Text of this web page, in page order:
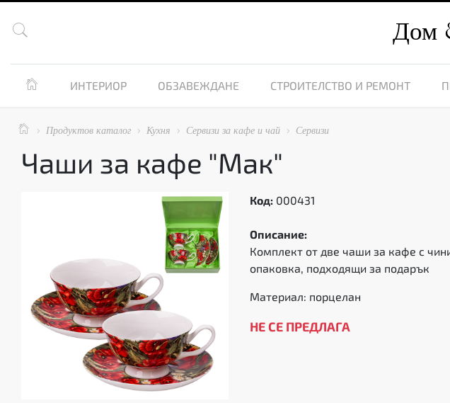
 Дом
 ИНТЕРИОР ОБЗАВЕЖДАНЕ СТРОИТЕЛСТВО И РЕМОНТ
  Продуктов каталог  Кухня  Сервизи за кафе и чай  Сервизи
Чаши за кафе "Мак"
Код: 000431
Описание:
Комплект от две чаши за кафе с
опаковка, подходящи за подарък
Материал: порцелан
НЕ СЕ ПРЕДЛАГА